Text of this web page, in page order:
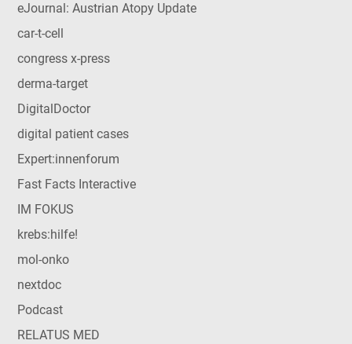
eJournal: Austrian Atopy Update
car-t-cell
congress x-press
derma-target
DigitalDoctor
digital patient cases
Expert:innenforum
Fast Facts Interactive
IM FOKUS
krebs:hilfe!
mol-onko
nextdoc
Podcast
RELATUS MED